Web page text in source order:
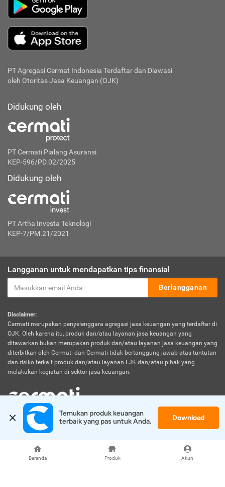
Beranda Produk Akun
PT Agregasi Cermat Indonesia Terdaftar dan Diawasi
oleh Otoritas Jasa Keuangan (OJK)
Didukung oleh
PT Cermati Pialang Asuransi
KEP-596/PD.02/2025
Didukung oleh
PT Artha Investa Teknologi
KEP-7/PM.21/2021
Langganan untuk mendapatkan tips finansial
Berlangganan
Disclaimer:
Cermati merupakan penyelenggara agregasi jasa keuangan yang terdaftar di
OJK. Oleh karena itu, produk dan/atau layanan jasa keuangan yang
ditawarkan bukan merupakan produk dan/atau layanan jasa keuangan yang
diterbitkan oleh Cermati dan Cermati tidak bertanggung jawab atas tuntutan
dan risiko terkait produk dan/atau layanan LJK dan/atau pihak yang
melakukan kegiatan di sektor jasa keuangan.
© 2026 Cermati. All Rights Reserved.
Temukan produk keuangan
terbaik yang pas untuk Anda.
Download